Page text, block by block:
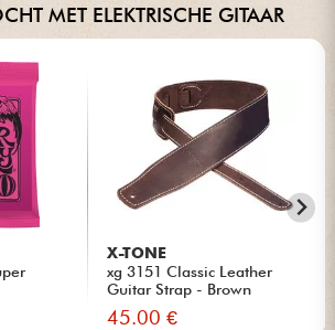
MET ELEKTRISCHE GITAAR
X-TONE
xg 3151 Classic Leather
Guitar Strap - Brown
45.00 €